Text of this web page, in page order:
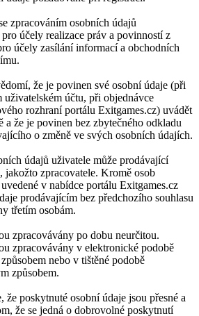
zpracováním osobních údajů
účely realizace práv a povinností z
účely zasílání informací a obchodních
že je povinen své osobní údaje (při
uživatelském účtu, při objednávce
rozhraní portálu Exitgames.cz) uvádět
a že je povinen bez zbytečného odkladu
o změně ve svých osobních údajích.
údajů uživatele může prodávající
jakožto zpracovatele. Kromě osob
v nabídce portálu Exitgames.cz
prodávajícím bez předchozího souhlasu
třetím osobám.
zpracovávány po dobu neurčitou.
zpracovávány v elektronické podobě
nebo v tištěné podobě
způsobem.
že poskytnuté osobní údaje jsou přesné a
že se jedná o dobrovolné poskytnutí